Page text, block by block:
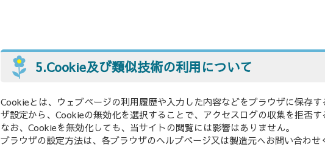
5.Cookie及び類似技術の利用について
Cookieとは、ウェブページの利用履歴や入力した内容などをブラウザに保存
ザ設定から、Cookieの無効化を選択することで、アクセスログの収集を拒否す
なお、Cookieを無効化しても、当サイトの閲覧には影響はありません。
ブラウザの設定方法は、各ブラウザのヘルプページ又は製造元へお問い合わせ